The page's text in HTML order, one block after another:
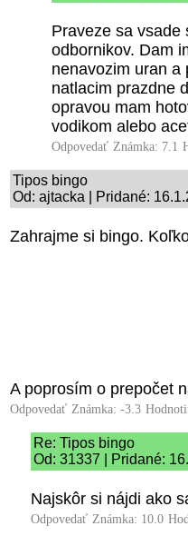
Praveze sa vsade
odbornikov. Dam
nenavozim uran a
natlacim prazdne
opravou mam
vodikom alebo
Odpovedať Známka: 7.1
Tipos bingo
Od: ajtacka | Pridané:
Zahrajme si bingo.
A poprosím o prepočet
Odpovedať Známka: -3.3
Re: Tipos bingo
Od: 31337 | Pridané:
Najskôr si nájdi ako
Odpovedať Známka: 10.0